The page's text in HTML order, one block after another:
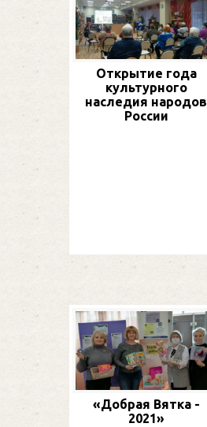
Открытие года
культурного
наследия народов
России
«Добрая Вятка -
2021»